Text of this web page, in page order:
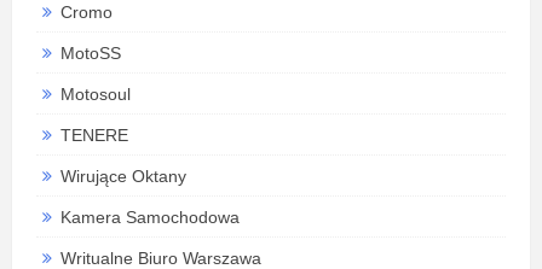
Cromo
MotoSS
Motosoul
TENERE
Wirujące Oktany
Kamera Samochodowa
Writualne Biuro Warszawa